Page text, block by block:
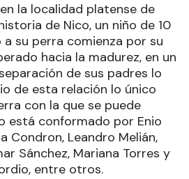
la localidad platense de
de Nico, un niño de 10
su perra comienza por su
hacia la madurez, en un
de sus padres lo
de esta relación lo único
con la que se puede
está conformado por Enio
Condron, Leandro Melián,
Sánchez, Mariana Torres y
entre otros.